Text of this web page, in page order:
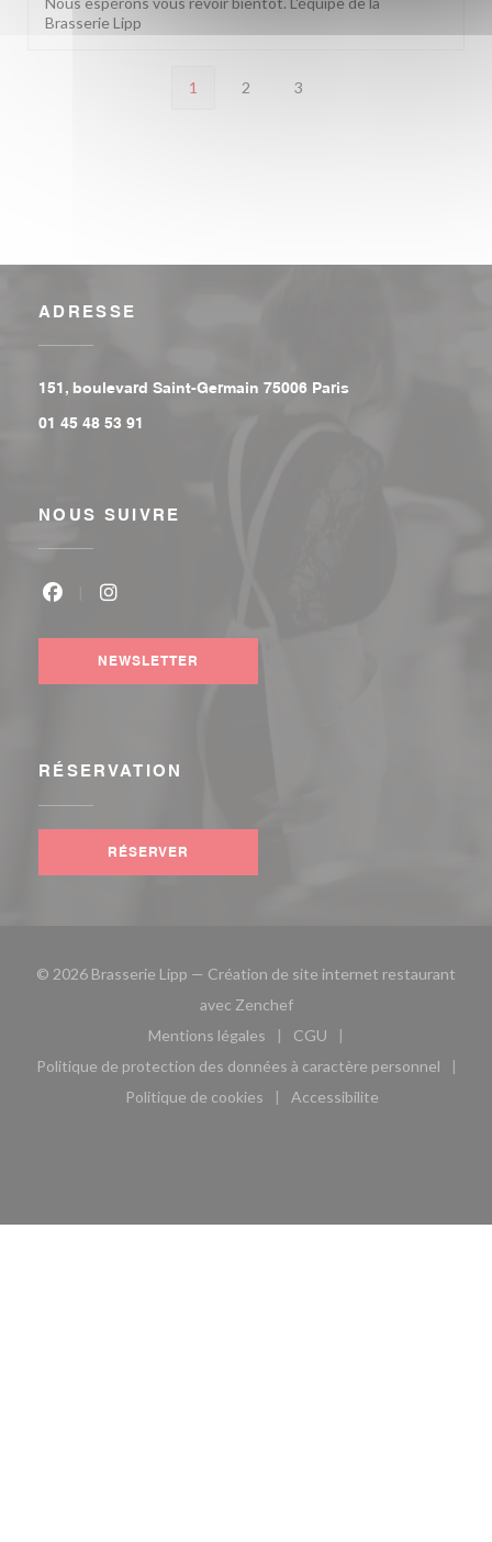
Brasserie Lipp
1 2 3
ADRESSE
151, boulevard Saint-Germain 75006 Paris
01 45 48 53 91
NOUS SUIVRE
NEWSLETTER
RÉSERVATION
RÉSERVER
© 2026 Brasserie Lipp — Création de site internet restaurant
avec Zenchef((ouvre une nouvelle
Mentions légales
((ouvre une nouvelle fenêtre))
CGU
((ouvre une nouvelle
Politique de protection des données à caractère personnel
((ouvre une nouvelle fenêtre))
Politique de cookies
((ouvre une nouvelle fenêtre))
Accessibilite